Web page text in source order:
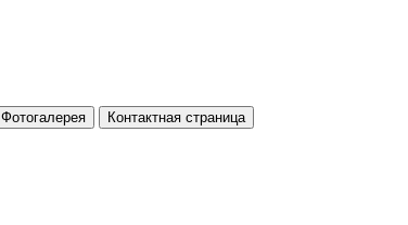
Фотогалерея Контактная страница